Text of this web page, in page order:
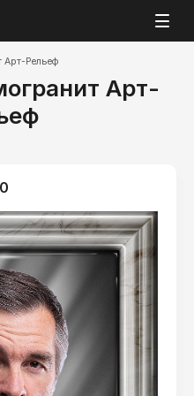
Арт-Рельеф
Арт-